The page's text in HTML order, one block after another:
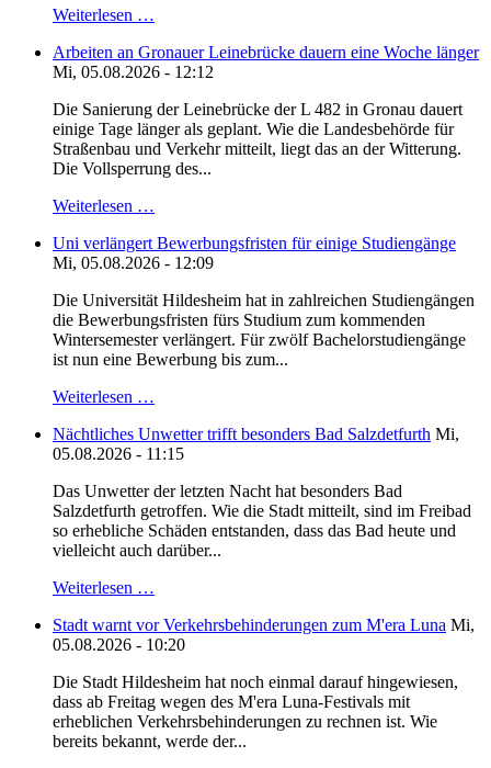
Weiterlesen …
Arbeiten an Gronauer Leinebrücke dauern eine Woche länger
Mi, 05.08.2026 - 12:12
Die Sanierung der Leinebrücke der L 482 in Gronau dauert
einige Tage länger als geplant. Wie die Landesbehörde für
Straßenbau und Verkehr mitteilt, liegt das an der Witterung.
Die Vollsperrung des...
Weiterlesen …
Uni verlängert Bewerbungsfristen für einige Studiengänge
Mi, 05.08.2026 - 12:09
Die Universität Hildesheim hat in zahlreichen Studiengängen
die Bewerbungsfristen fürs Studium zum kommenden
Wintersemester verlängert. Für zwölf Bachelorstudiengänge
ist nun eine Bewerbung bis zum...
Weiterlesen …
Nächtliches Unwetter trifft besonders Bad Salzdetfurth Mi,
05.08.2026 - 11:15
Das Unwetter der letzten Nacht hat besonders Bad
Salzdetfurth getroffen. Wie die Stadt mitteilt, sind im Freibad
so erhebliche Schäden entstanden, dass das Bad heute und
vielleicht auch darüber...
Weiterlesen …
Stadt warnt vor Verkehrsbehinderungen zum M'era Luna Mi,
05.08.2026 - 10:20
Die Stadt Hildesheim hat noch einmal darauf hingewiesen,
dass ab Freitag wegen des M'era Luna-Festivals mit
erheblichen Verkehrsbehinderungen zu rechnen ist. Wie
bereits bekannt, werde der...